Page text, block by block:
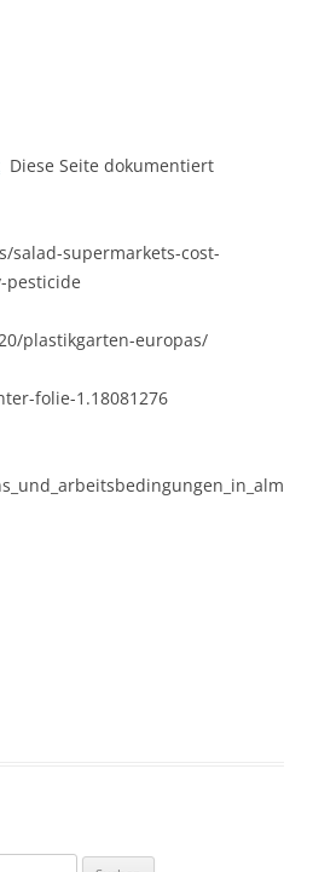
Diese Seite dokumentiert
salad-supermarkets-cost-
pesticide
plastikgarten-europas/
folie-1.18081276